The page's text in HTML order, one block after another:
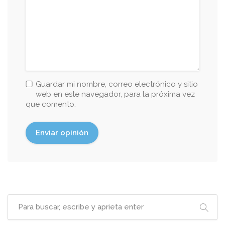
Guardar mi nombre, correo electrónico y sitio
web en este navegador, para la próxima vez
que comento.